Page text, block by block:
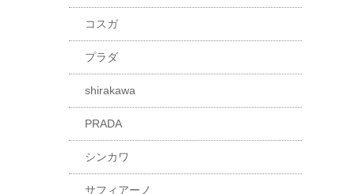
コスガ
プラダ
shirakawa
PRADA
シンカワ
サフィアーノ